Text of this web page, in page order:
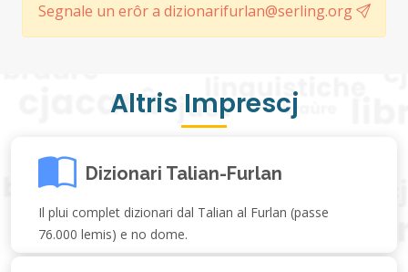
Segnale un erôr a dizionarifurlan@serling.org
Altris Imprescj
Dizionari Talian-Furlan
Il plui complet dizionari dal Talian al Furlan (passe
76.000 lemis) e no dome.